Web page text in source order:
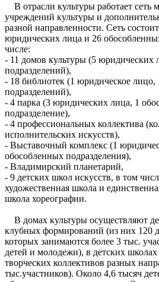
В отрасли культуры работает сеть
учреждений культуры и
разной направленности. Сеть
юридических лица и 26
числе:
- 11 домов культуры (5 юридических
подразделений),
- 18 библиотек (1 юридическое
подразделений),
- 4 парка (3 юридических лица, 1
подразделение),
- 4 профессиональных коллектива
исполнительских искусств),
- Выставочный комплекс (1
обособленных подразделения),
- Владимирский планетарий,
- 9 детских школ искусств, в том
художественная школа и
школа хореографии.
В домах культуры осуществляют
клубных формирований (из них 120
которых занимаются более 3 тыс.
детей и молодежи), в детских
творческих коллективов разных
тыс.участников). Около 4,6 тысяч